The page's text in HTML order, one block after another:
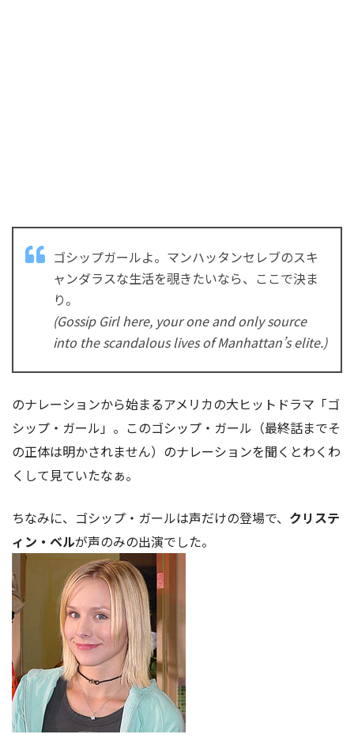
ゴシップガールよ。マンハッタンセレブのスキ
ャンダラスな生活を覗きたいなら、ここで決ま
り。
(Gossip Girl here, your one and only source
into the scandalous lives of Manhattan’s elite.)
のナレーションから始まるアメリカの大ヒットドラマ「ゴ
シップ・ガール」。このゴシップ・ガール（最終話までそ
の正体は明かされません）のナレーションを聞くとわくわ
くして見ていたなぁ。
ちなみに、ゴシップ・ガールは声だけの登場で、 クリステ
ィン・ベルが声のみの出演でした。